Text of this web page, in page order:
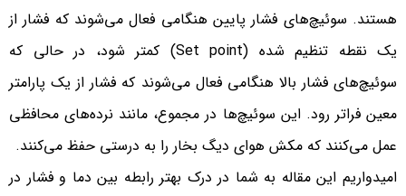
هستند. سوئیچ‌های فشار پایین هنگامی فعال می‌شوند که فشار از
یک نقطه تنظیم شده (Set point) کمتر شود، در حالی که
سوئیچ‌های فشار بالا هنگامی فعال می‌شوند که فشار از یک پارامتر
معین فراتر رود. این سوئیچ‌ها در مجموع، مانند نرده‌های محافظی
عمل می‌کنند که مکش هوای دیگ بخار را به درستی حفظ می‌کنند.
امیدواریم این مقاله به شما در درک بهتر رابطه بین دما و فشار در